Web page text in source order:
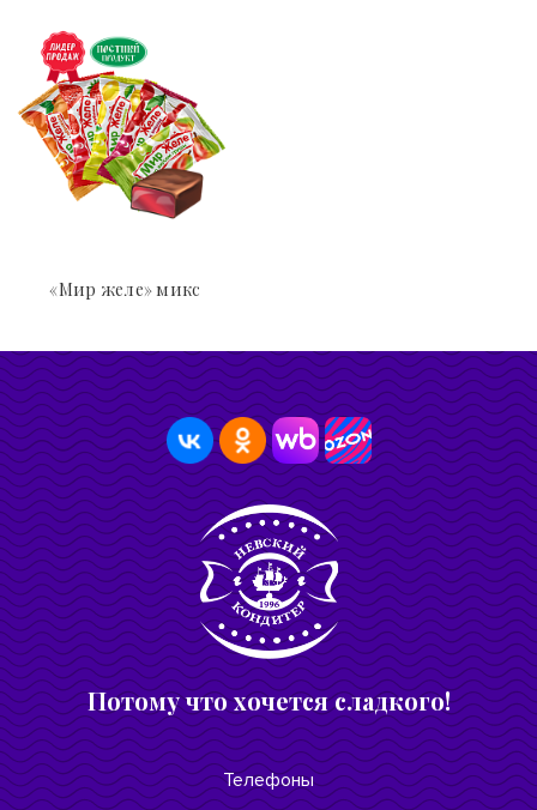
«Мир желе» микс
Потому что хочется сладкого!
Телефоны